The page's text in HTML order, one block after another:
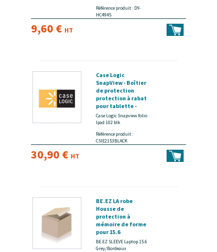
secondaire pour
rangement autres
Référence produit : DY-
HC4945
9,60 € HT
Case Logic
SnapView - Boîtier
de protection
protection à rabat
pour tablette -
polyuréthanne
thermoplastique
pour Apple 10.2-
inch iPad (9ème
Case Logic Snapview folio
Ipad 102 blk
Référence produit :
CSIE2153BLACK
30,90 € HT
BE.EZ LA robe
Housse de
protection à
mémoire de forme
pour 15.6
Grey/Bordeaux -
disponible 15 jours
BE.EZ SLEEVE Laptop 15.6
Grey/Bordeaux